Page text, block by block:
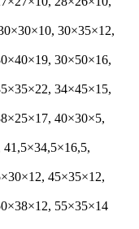
30×35×12,
30×50×16,
34×45×15,
40×30×5,
45×35×12,
55×35×14